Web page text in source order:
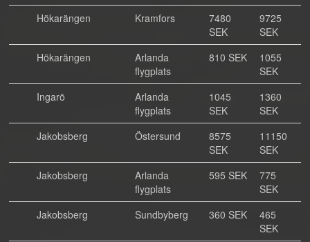
Hökarängen
Kramfors
7480
SEK
9725
SEK
Hökarängen
Arlanda
flygplats
810 SEK
1055
SEK
Ingarö
Arlanda
flygplats
1045
SEK
1360
SEK
Jakobsberg
Östersund
8575
SEK
11150
SEK
Jakobsberg
Arlanda
flygplats
595 SEK
775
SEK
Jakobsberg
Sundbyberg 360 SEK
465
SEK